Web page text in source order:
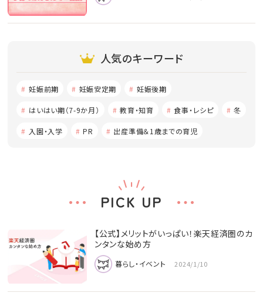
人気のキーワード
妊娠前期 妊娠安定期 妊娠後期
はいはい期（7-9か月） 教育・知育 食事・レシピ 冬
入園・入学 PR 出産準備＆1歳までの育児
PICK UP
【公式】メリットがいっぱい！楽天経済圏のカ
ンタンな始め方
暮らし・イベント 2024/1/10